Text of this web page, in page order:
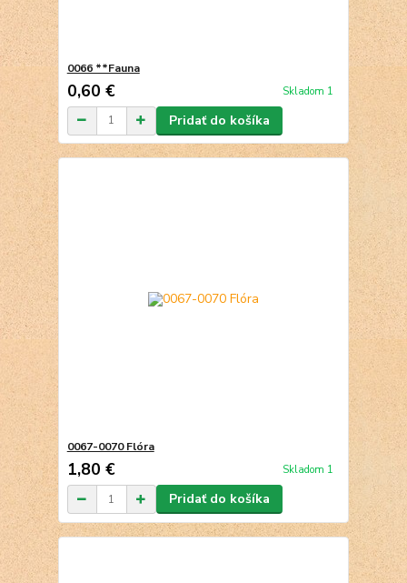
0066 **Fauna
0,60 € Skladom 1
Pridať do košíka
0067-0070 Flóra
1,80 € Skladom 1
Pridať do košíka